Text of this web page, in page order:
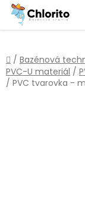
Prejsť
obsah
Domov
/ Bazénová
PVC-U materiál /
/ PVC tvarovka -